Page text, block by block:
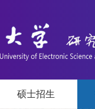
硕士招生